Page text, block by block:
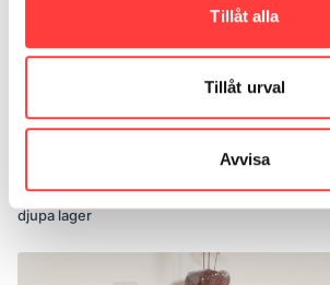
Tillåt alla
Tillåt urval
Avvisa
MAMA - CORE OCH ANDNING. Styrka och
djupa lager